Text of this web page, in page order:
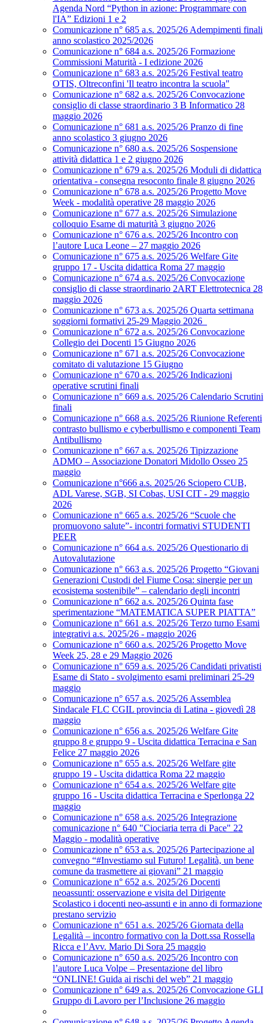
Agenda Nord “Python in azione: Programmare con
l'IA” Edizioni 1 e 2
Comunicazione n° 685 a.s. 2025/26 Adempimenti finali
anno scolastico 2025/2026
Comunicazione n° 684 a.s. 2025/26 Formazione
Commissioni Maturità - I edizione 2026
Comunicazione n° 683 a.s. 2025/26 Festival teatro
OTIS, Oltreconfini 'Il teatro incontra la scuola"
Comunicazione n° 682 a.s. 2025/26 Convocazione
consiglio di classe straordinario 3 B Informatico 28
maggio 2026
Comunicazione n° 681 a.s. 2025/26 Pranzo di fine
anno scolastico 3 giugno 2026
Comunicazione n° 680 a.s. 2025/26 Sospensione
attività didattica 1 e 2 giugno 2026
Comunicazione n° 679 a.s. 2025/26 Moduli di didattica
orientativa - consegna resoconto finale 8 giugno 2026
Comunicazione n° 678 a.s. 2025/26 Progetto Move
Week - modalità operative 28 maggio 2026
Comunicazione n° 677 a.s. 2025/26 Simulazione
colloquio Esame di maturità 3 giugno 2026
Comunicazione n° 676 a.s. 2025/26 Incontro con
l’autore Luca Leone – 27 maggio 2026
Comunicazione n° 675 a.s. 2025/26 Welfare Gite
gruppo 17 - Uscita didattica Roma 27 maggio
Comunicazione n° 674 a.s. 2025/26 Convocazione
consiglio di classe straordinario 2ART Elettrotecnica 28
maggio 2026
Comunicazione n° 673 a.s. 2025/26 Quarta settimana
soggiorni formativi 25-29 Maggio 2026
Comunicazione n° 672 a.s. 2025/26 Convocazione
Collegio dei Docenti 15 Giugno 2026
Comunicazione n° 671 a.s. 2025/26 Convocazione
comitato di valutazione 15 Giugno
Comunicazione n° 670 a.s. 2025/26 Indicazioni
operative scrutini finali
Comunicazione n° 669 a.s. 2025/26 Calendario Scrutini
finali
Comunicazione n° 668 a.s. 2025/26 Riunione Referenti
contrasto bullismo e cyberbullismo e componenti Team
Antibullismo
Comunicazione n° 667 a.s. 2025/26 Tipizzazione
ADMO – Associazione Donatori Midollo Osseo 25
maggio
Comunicazione n°666 a.s. 2025/26 Sciopero CUB,
ADL Varese, SGB, SI Cobas, USI CIT - 29 maggio
2026
Comunicazione n° 665 a.s. 2025/26 “Scuole che
promuovono salute”- incontri formativi STUDENTI
PEER
Comunicazione n° 664 a.s. 2025/26 Questionario di
Autovalutazione
Comunicazione n° 663 a.s. 2025/26 Progetto “Giovani
Generazioni Custodi del Fiume Cosa: sinergie per un
ecosistema sostenibile” – calendario degli incontri
Comunicazione n° 662 a.s. 2025/26 Quinta fase
sperimentazione “MATEMATICA SUPER PIATTA”
Comunicazione n° 661 a.s. 2025/26 Terzo turno Esami
integrativi a.s. 2025/26 - maggio 2026
Comunicazione n° 660 a.s. 2025/26 Progetto Move
Week 25, 28 e 29 Maggio 2026
Comunicazione n° 659 a.s. 2025/26 Candidati privatisti
Esame di Stato - svolgimento esami preliminari 25-29
maggio
Comunicazione n° 657 a.s. 2025/26 Assemblea
Sindacale FLC CGIL provincia di Latina - giovedì 28
maggio
Comunicazione n° 656 a.s. 2025/26 Welfare Gite
gruppo 8 e gruppo 9 - Uscita didattica Terracina e San
Felice 27 maggio 2026
Comunicazione n° 655 a.s. 2025/26 Welfare gite
gruppo 19 - Uscita didattica Roma 22 maggio
Comunicazione n° 654 a.s. 2025/26 Welfare gite
gruppo 16 - Uscita didattica Terracina e Sperlonga 22
maggio
Comunicazione n° 658 a.s. 2025/26 Integrazione
comunicazione n° 640 "Ciociaria terra di Pace" 22
Maggio - modalità operative
Comunicazione n° 653 a.s. 2025/26 Partecipazione al
convegno “#Investiamo sul Futuro! Legalità, un bene
comune da trasmettere ai giovani” 21 maggio
Comunicazione n° 652 a.s. 2025/26 Docenti
neoassunti: osservazione e visita del Dirigente
Scolastico i docenti neo-assunti e in anno di formazione
prestano servizio
Comunicazione n° 651 a.s. 2025/26 Giornata della
Legalità – incontro formativo con la Dott.ssa Rossella
Ricca e l’Avv. Mario Di Sora 25 maggio
Comunicazione n° 650 a.s. 2025/26 Incontro con
l’autore Luca Volpe – Presentazione del libro
“ONLINE! Guida ai rischi del web” 21 maggio
Comunicazione n° 649 a.s. 2025/26 Convocazione GLI
Gruppo di Lavoro per l’Inclusione 26 maggio